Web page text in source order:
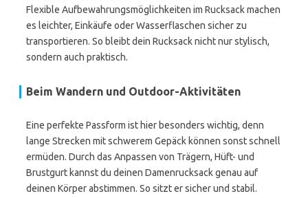
Flexible Aufbewahrungsmöglichkeiten im Rucksack machen
es leichter, Einkäufe oder Wasserflaschen sicher zu
transportieren. So bleibt dein Rucksack nicht nur stylisch,
sondern auch praktisch.
Beim Wandern und Outdoor-Aktivitäten
Eine perfekte Passform ist hier besonders wichtig, denn
lange Strecken mit schwerem Gepäck können sonst schnell
ermüden. Durch das Anpassen von Trägern, Hüft- und
Brustgurt kannst du deinen Damenrucksack genau auf
deinen Körper abstimmen. So sitzt er sicher und stabil.